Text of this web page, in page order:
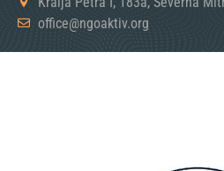
office@ngoaktiv.org